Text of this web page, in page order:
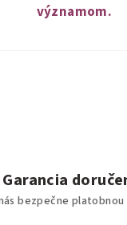
významom.
Garancia
bezpečne